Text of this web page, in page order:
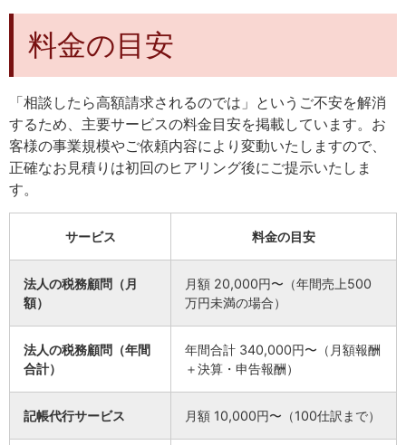
料金の目安
「相談したら高額請求されるのでは」というご不安を解消
するため、主要サービスの料金目安を掲載しています。お
客様の事業規模やご依頼内容により変動いたしますので、
正確なお見積りは初回のヒアリング後にご提示いたしま
す。
サービス 料金の目安
法人の税務顧問（月
額）
月額 20,000円〜（年間売上500
万円未満の場合）
法人の税務顧問（年間
合計）
年間合計 340,000円〜（月額報酬
＋決算・申告報酬）
記帳代行サービス 月額 10,000円〜（100仕訳まで）